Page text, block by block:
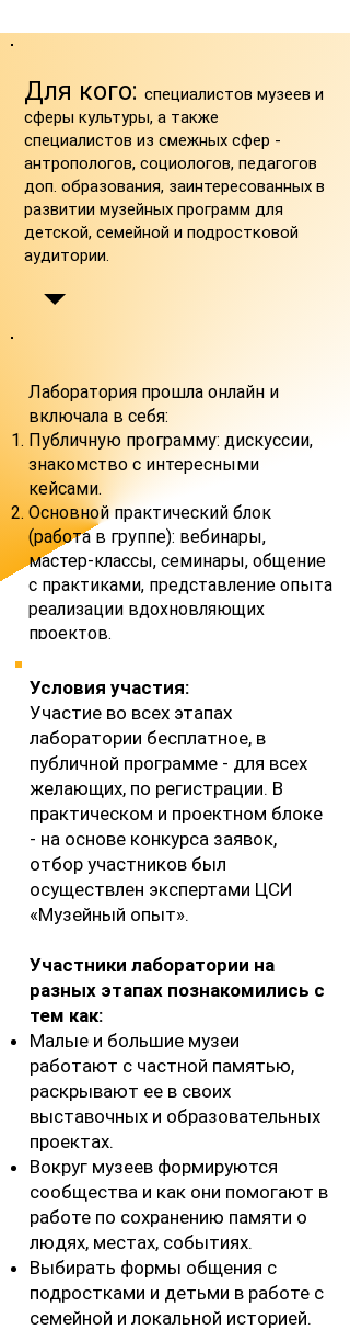
Для кого: специалистов музеев и
сферы культуры, а также
специалистов из смежных сфер -
антропологов, социологов, педагогов
доп. образования, заинтересованных в
развитии музейных программ для
детской, семейной и подростковой
аудитории.
Лаборатория прошла онлайн и
включала в себя:
Публичную программу: дискуссии,
знакомство с интересными
кейсами.
Основной практический блок
(работа в группе): вебинары,
мастер-классы, семинары, общение
с практиками, представление опыта
реализации вдохновляющих
проектов.
индивидуально): разработка и
презентация собственного проекта
(один проект, выбранный
экспертами, будет реализован при
поддержке ЦСИ)
Каждый блок предполагал
постоянную коммуникацию с
кураторами, с другими участниками
лаборатории, получение обратной
связи.
Условия участия:
Участие во всех этапах
лаборатории бесплатное, в
публичной программе - для всех
желающих, по регистрации. В
практическом и проектном блоке
- на основе конкурса заявок,
отбор участников был
осуществлен экспертами ЦСИ
«Музейный опыт».
Участники лаборатории на
разных этапах познакомились с
тем как:
Малые и большие музеи
работают с частной памятью,
раскрывают ее в своих
выставочных и образовательных
проектах.
Вокруг музеев формируются
сообщества и как они помогают в
работе по сохранению памяти о
людях, местах, событиях.
Выбирать формы общения с
подростками и детьми в работе с
семейной и локальной историей.